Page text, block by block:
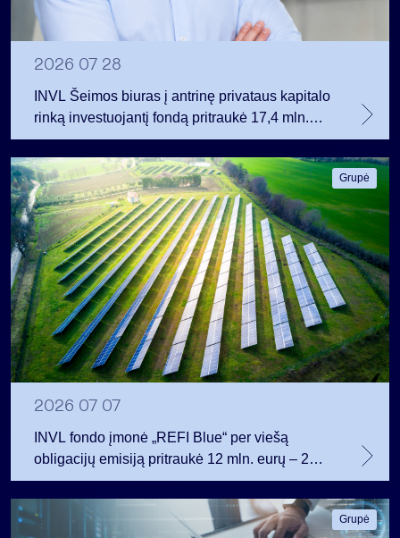
2026 07 28
INVL Šeimos biuras į antrinę privataus kapitalo
rinką investuojantį fondą pritraukė 17,4 mln.
JAV dolerių
Grupė
2026 07 07
INVL fondo įmonė „REFI Blue“ per viešą
obligacijų emisiją pritraukė 12 mln. eurų – 2
mln. daugiau nei planavo
Grupė